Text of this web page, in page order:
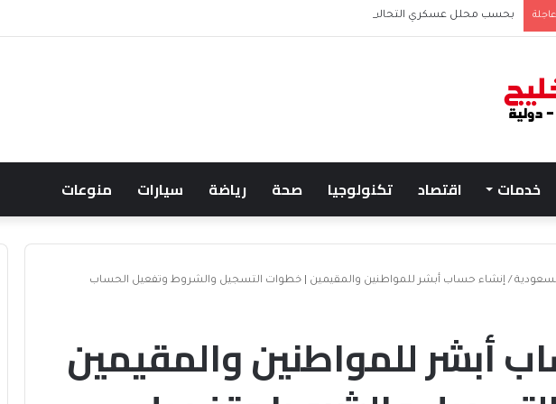
عاجلة بحسب محلل عسكري التحالف البحري السعودي يعزز أمن الملاحة الإقليمية والدولية
خدمات اقتصاد تكنولوجيا صحة رياضة سيارات منوعات
/ إنشاء حساب أبشر للمواطنين والمقيمين | خطوات التسجيل والشروط وتفعيل الحساب
أبشر للمواطنين والمقيمين